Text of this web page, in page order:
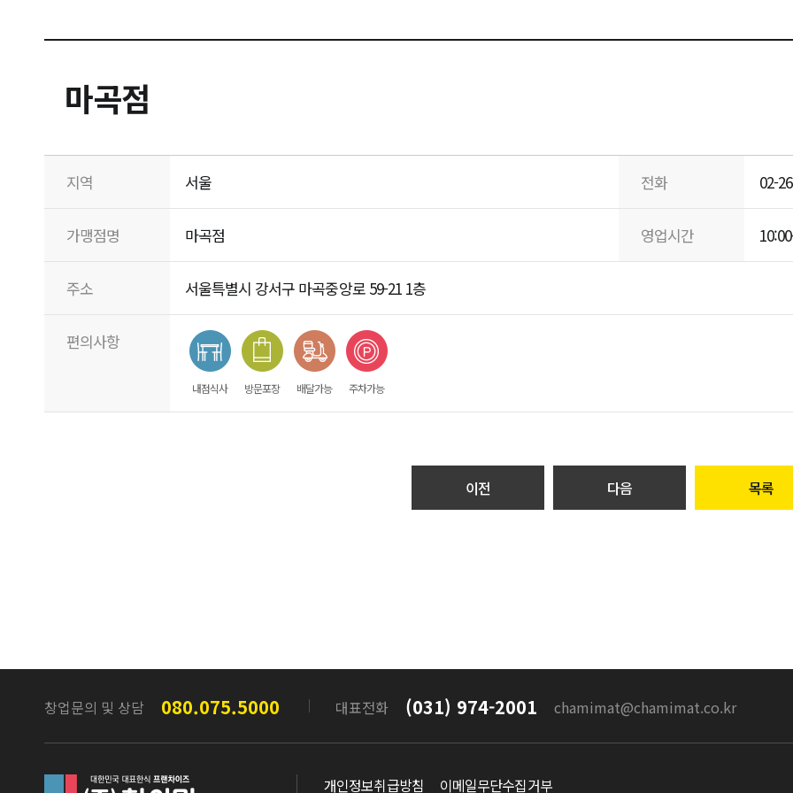
마곡점
지역 서울 전화 02-
가맹점명 마곡점 영업시간
주소 서울특별시 강서구 마곡중앙로 59-21 1층
편의사항
내점식사 방문포장 배달가능 주차가능
이전 다음 목록
창업문의 및 상담 080.075.5000 대표전화 (031) 974-2001 chamimat@chamimat.co.kr
참이맛 개인정보취급방침 이메일무단수집거부